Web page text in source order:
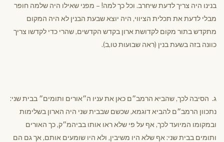
בנינו היה צריך לדעת שיחרב. וכל כך למה! – מפני שאילו היה שלמה חופר
מבלי לדעת את תכלית הציווי, היה יוצא שבעת הבנין לא היה המקום
מתקדש בתור מקום לקדושת ארון בקדש הקדשים, שהרי כדי לקדשו צריך
כוונה בזה בשעת בנין (ראה שבועות טו,ב).
ג. הסיבה לכך, שהביא הרמב״ם כאן את עניו ה״אורים ותומים״ בבית שני:
נתכוון הרמב״ם להביא דוגמא, שכשם שבבית שני היה הארון בשלימות
ובמקומו המיועד לכך, אף על פי שלא ראו אותו בביהמ״ק, כך האורים
ותומים בבית שני: אף שלא היו משיבין, ולא היו שומעים אותם, אך גם הם